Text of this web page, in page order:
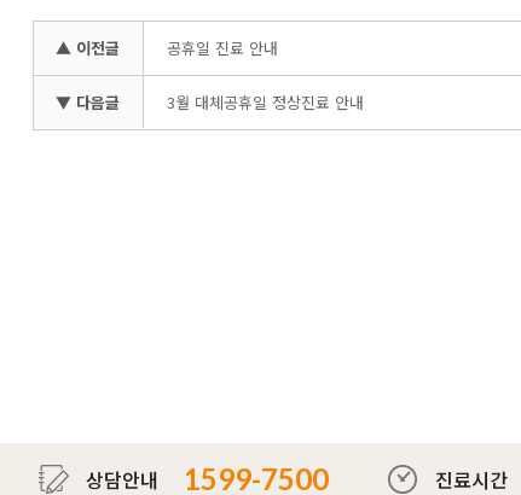
▲ 이전글 공휴일 진료 안내
▼ 다음글 3월 대체공휴일 정상진료 안내
상담안내 1599-7500 진료시간